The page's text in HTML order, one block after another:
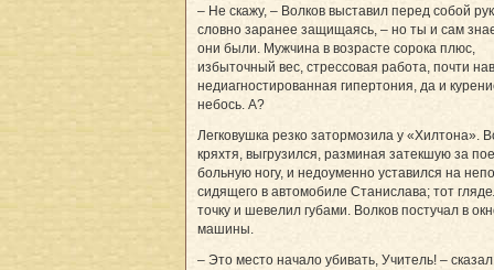
– Не скажу, – Волков выставил перед собой
словно заранее защищаясь, – но ты и сам
они были. Мужчина в возрасте сорока плюс,
избыточный вес, стрессовая работа, почти
недиагностированная гипертония, да и
небось. А?
Легковушка резко затормозила у «Хилтона».
кряхтя, выгрузился, разминая затекшую за
больную ногу, и недоуменно уставился на
сидящего в автомобиле Станислава; тот
точку и шевелил губами. Волков постучал в
машины.
– Это место начало убивать, Учитель! –